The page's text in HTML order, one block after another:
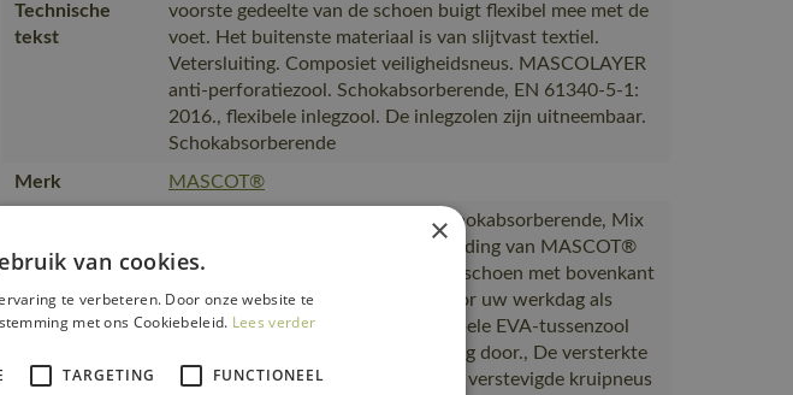
Technische
tekst
voorste gedeelte van de schoen buigt flexibel mee met de
voet. Het buitenste materiaal is van slijtvast textiel.
Vetersluiting. Composiet veiligheidsneus. MASCOLAYER
anti-perforatiezool. Schokabsorberende, EN 61340-5-1:
2016., flexibele inlegzool. De inlegzolen zijn uitneembaar.
Schokabsorberende
Merk
MASCOT®
Tekst usp
Ook leverbaar in damesmaten., Schokabsorberende, Mix
& match uw schoenen met werkkleding van MASCOT®
CUSTOMIZED., Lichte en flexibele schoen met bovenkant
van slijtvast textiel dat is getest voor uw werkdag als
professional., lichtgewicht en flexibele EVA-tussenzool
voor extra comfort, de hele werkdag door., De versterkte
teen van composiet en de met TPU verstevigde kruipneus
×
van cookies.
te verbeteren. Door onze website te
met ons Cookiebeleid. Lees verder
TARGETING FUNCTIONEEL